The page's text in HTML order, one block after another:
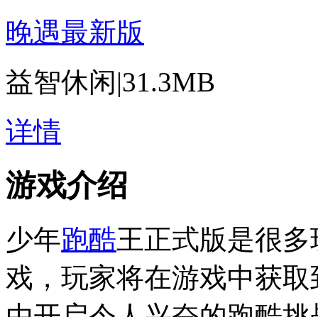
晚遇最新版
益智休闲|31.3MB
详情
游戏介绍
少年跑酷王正式版是很
戏，玩家将在游戏中获